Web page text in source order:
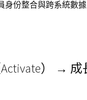
身份整合與跨系統數
） → 成